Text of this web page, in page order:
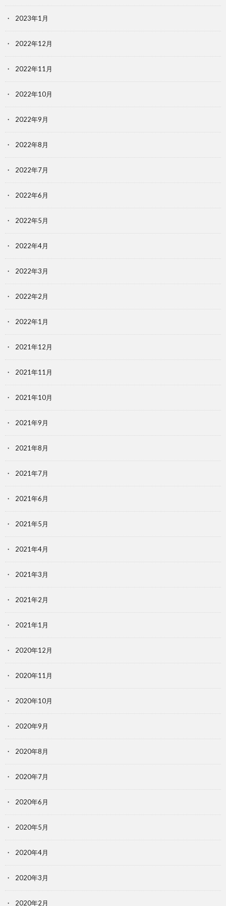
2023年1月
2022年12月
2022年11月
2022年10月
2022年9月
2022年8月
2022年7月
2022年6月
2022年5月
2022年4月
2022年3月
2022年2月
2022年1月
2021年12月
2021年11月
2021年10月
2021年9月
2021年8月
2021年7月
2021年6月
2021年5月
2021年4月
2021年3月
2021年2月
2021年1月
2020年12月
2020年11月
2020年10月
2020年9月
2020年8月
2020年7月
2020年6月
2020年5月
2020年4月
2020年3月
2020年2月